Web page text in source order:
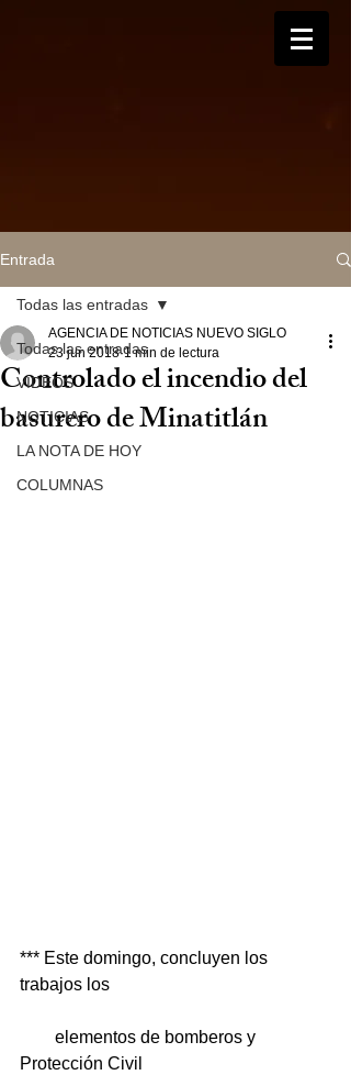
Entrada
Todas las entradas
VIDEOS
NOTICIAS
LA NOTA DE HOY
COLUMNAS
Todas las entradas
Controlado el incendio del
basurero de Minatitlán
AGENCIA DE NOTICIAS NUEVO SIGLO
23 jun 2018 1 min de lectura
*** Este domingo, concluyen los
trabajos los
Protección Civil